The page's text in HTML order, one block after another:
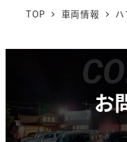
TOP 車両情報
お